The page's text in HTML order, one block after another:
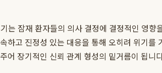
잠재 환자들의 의사 결정에 결정적인 영향
고 진정성 있는 대응을 통해 오히려 위기를
어 장기적인 신뢰 관계 형성의 밑거름이 됩니